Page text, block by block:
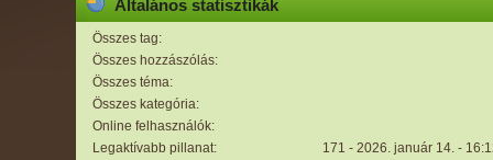
Általános statisztikák
Összes tag:
Összes hozzászólás:
Összes téma:
Összes kategória:
Online felhasználók:
Legaktívabb pillanat:
171 - 2026. január 14. -